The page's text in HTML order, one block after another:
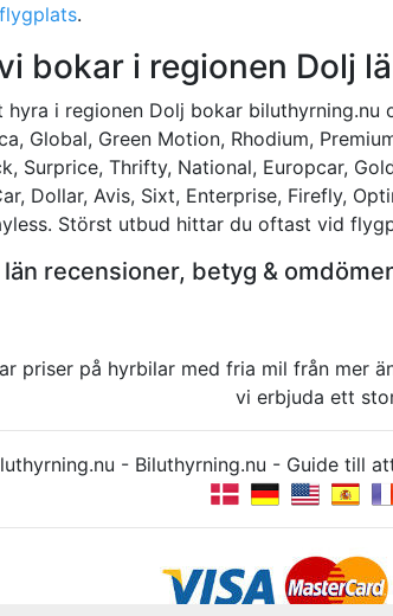
.
bokar i regionen Dolj
i regionen Dolj bokar biluthyrning.nu
Global, Green Motion, Rhodium,
Surprice, Thrifty, National, Europcar,
Dollar, Avis, Sixt, Enterprise, Firefly,
Störst utbud hittar du oftast vid
recensioner, betyg &
priser på hyrbilar med fria mil från mer
vi erbjuda ett
- Biluthyrning.nu - Guide till